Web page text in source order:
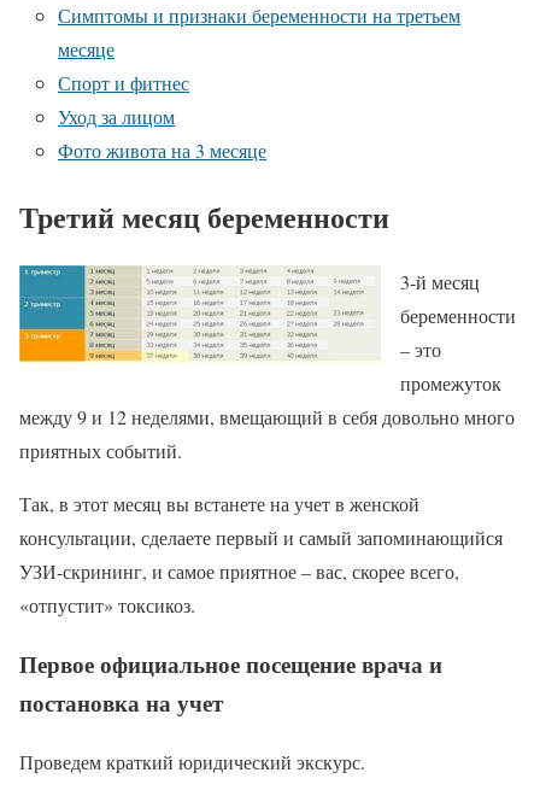
Симптомы и признаки беременности на третьем
месяце
Спорт и фитнес
Уход за лицом
Фото живота на 3 месяце
Третий месяц беременности
3-й месяц
беременности
– это
промежуток
между 9 и 12 неделями, вмещающий в себя довольно много
приятных событий.
Так, в этот месяц вы встанете на учет в женской
консультации, сделаете первый и самый запоминающийся
УЗИ-скрининг, и самое приятное – вас, скорее всего,
«отпустит» токсикоз.
Первое официальное посещение врача и
постановка на учет
Проведем краткий юридический экскурс.